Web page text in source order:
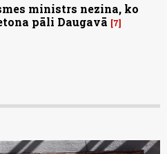
ministrs nezina, ko
pāli Daugavā
7